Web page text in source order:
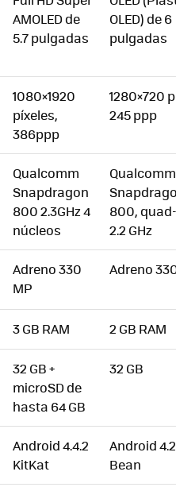
AMOLED de
5.7 pulgadas
OLED) de 6
pulgadas
1080×1920
píxeles,
386ppp
1280×720
245 ppp
Qualcomm
Snapdragon
800 2.3GHz 4
núcleos
Qualcomm
800,
2.2 GHz
Adreno 330
MP
Adreno
3 GB RAM 2 GB RAM
32 GB +
microSD de
hasta 64 GB
32 GB
Android 4.4.2
KitKat
Android
Bean